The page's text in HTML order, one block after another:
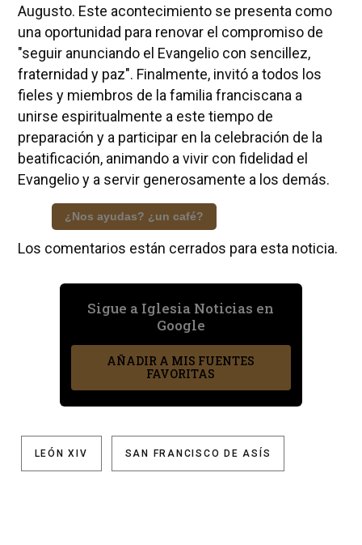
Augusto. Este acontecimiento se presenta como
una oportunidad para renovar el compromiso de
"seguir anunciando el Evangelio con sencillez,
fraternidad y paz". Finalmente, invitó a todos los
fieles y miembros de la familia franciscana a
unirse espiritualmente a este tiempo de
preparación y a participar en la celebración de la
beatificación, animando a vivir con fidelidad el
Evangelio y a servir generosamente a los demás.
¿Nos ayudas? ¿un café?
Los comentarios están cerrados para esta noticia.
Sigue a Iglesia Noticias en
Google
AÑADIR A MIS FUENTES
FAVORITAS
LEÓN XIV SAN FRANCISCO DE ASÍS